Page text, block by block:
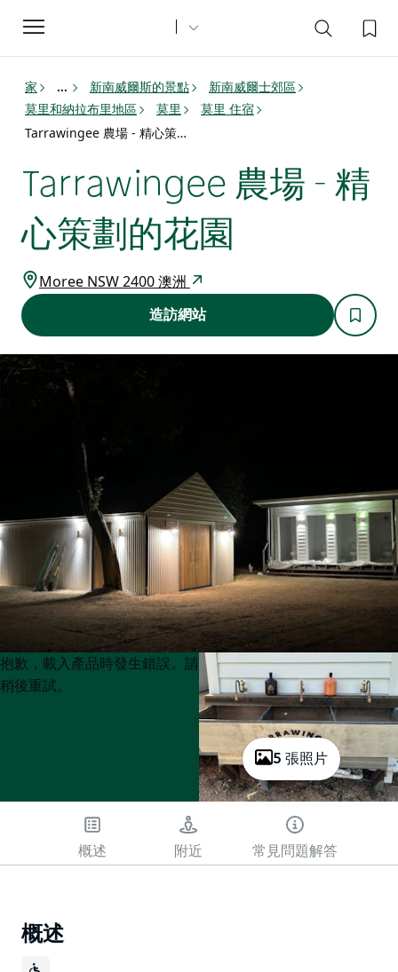
Toggle
navigation
家 ... 新南威爾斯的景點
新南威爾士郊區
莫里和納拉布里地區
莫里
莫里 住宿
Tarrawingee 農場 - 精心策劃的花園
Tarrawingee 農場 - 精
心策劃的花園
Moree NSW 2400 澳洲
造訪網站
5 張照片
Product
List
Product
List
抱歉，載入產品時發生錯誤。請
稍後重試。
概述 附近 常見問題解答
概述